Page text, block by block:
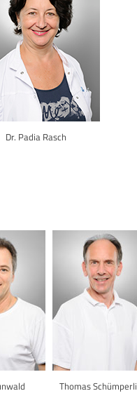
Dr. Padia Rasch
Thomas Schümperli